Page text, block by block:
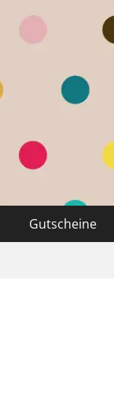
Gutscheine